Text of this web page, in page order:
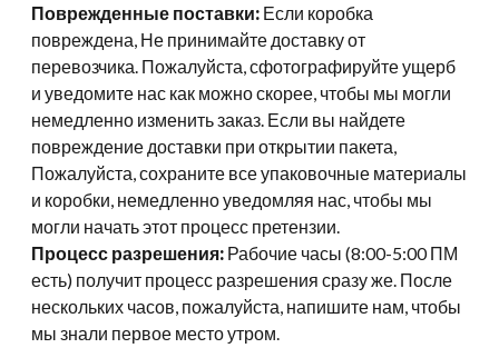
Поврежденные поставки: Если коробка
повреждена, Не принимайте доставку от
перевозчика. Пожалуйста, сфотографируйте ущерб
и уведомите нас как можно скорее, чтобы мы могли
немедленно изменить заказ. Если вы найдете
повреждение доставки при открытии пакета,
Пожалуйста, сохраните все упаковочные материалы
и коробки, немедленно уведомляя нас, чтобы мы
могли начать этот процесс претензии.
Процесс разрешения: Рабочие часы (8:00-5:00 ПМ
есть) получит процесс разрешения сразу же. После
нескольких часов, пожалуйста, напишите нам, чтобы
мы знали первое место утром.